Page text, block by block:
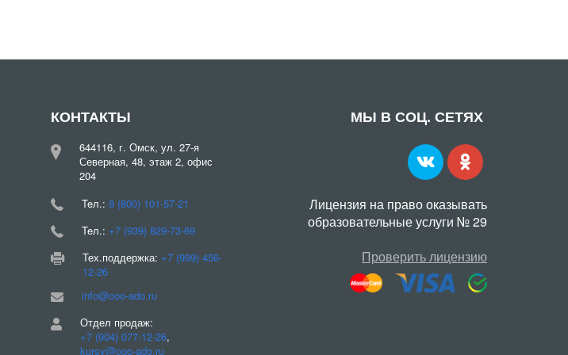
КОНТАКТЫ
644116, г. Омск, ул. 27-я
Северная, 48, этаж 2, офис
204
Teл.: 8 (800) 101-57-21
Teл.: +7 (939) 829-73-69
Тех.поддержка: +7 (999) 456-
12-26
info@ooo-ado.ru
Отдел продаж:
+7 (904) 077-12-26,
kursy@ooo-ado.ru
МЫ В СОЦ. СЕТЯХ
Лицензия на право оказывать
образовательные услуги № 29
Проверить лицензию